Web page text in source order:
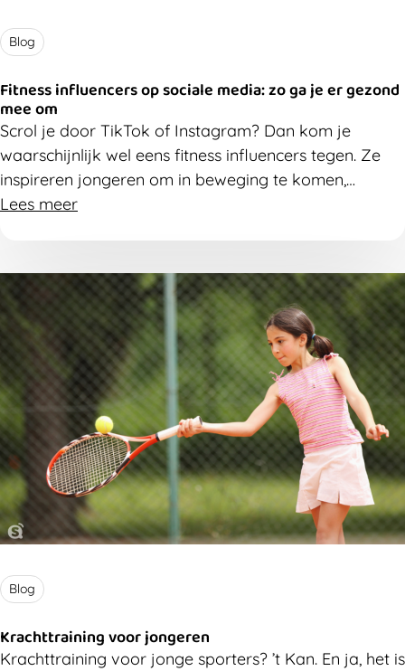
Blog
Fitness influencers op sociale media: zo ga je er gezond
mee om
Scrol je door TikTok of Instagram? Dan kom je
waarschijnlijk wel eens fitness influencers tegen. Ze
inspireren jongeren om in beweging te komen,
oefeningen uit te proberen en meer bezig te zijn met
media liggen en hoe je ervoor kan zorgen dat ze
vooral een positieve invloed hebben op jongeren.
Lees meer
Blog
Krachttraining voor jongeren
Krachttraining voor jonge sporters? ’t Kan. En ja, het is